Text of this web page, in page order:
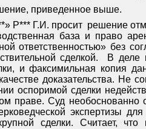
приведенное выше.
Р*** Г.И. просит решение
база и право
ответственностью» без
сделкой.
В деле
и факсимильная копия
доказательства. Не
оспоримой сделки
праве. Суд необоснованно
экспертизы
сделки. Считает, что